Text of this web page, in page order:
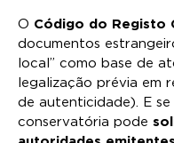
O Código do Registo
documentos
local” como base de
legalização prévia em
de autenticidade). E
conservatória pode